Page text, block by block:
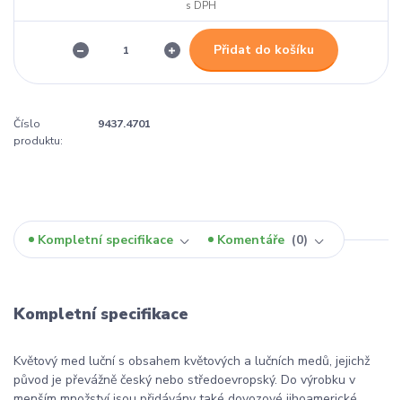
Přidat do košíku
Číslo
produktu:
9437.4701
Kompletní specifikace Komentáře 0
Kompletní specifikace
Květový med luční s obsahem květových a lučních medů, jejichž
původ je převážně český nebo středoevropský. Do výrobku v